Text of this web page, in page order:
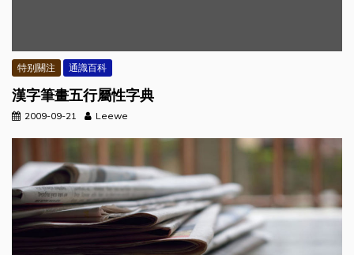
特别關注 通識百科
漢字筆畫五行屬性字典
2009-09-21 Leewe